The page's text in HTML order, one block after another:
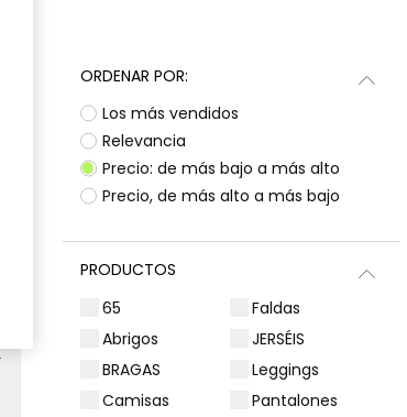
ORDENAR POR:
Los más vendidos
Relevancia
Precio: de más bajo a más alto
Precio, de más alto a más bajo
PRODUCTOS
65
Abrigos
BRAGAS
Camisas
Faldas
JERSÉIS
Leggings
Pantalones